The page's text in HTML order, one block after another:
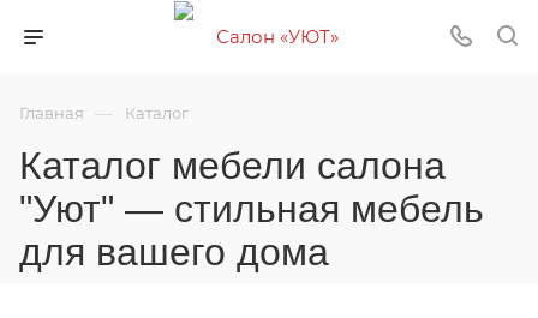
Главная — Каталог
Каталог мебели салона
"Уют" — стильная мебель
для вашего дома